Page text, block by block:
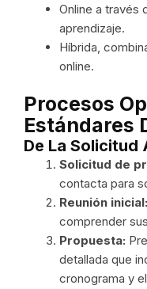
Online a través
aprendizaje.
Híbrida,
online.
Procesos
Estándares
De La Solicitud
Solicitud de
contacta para
Reunión inicial:
comprender
Propuesta:
detallada que
cronograma y